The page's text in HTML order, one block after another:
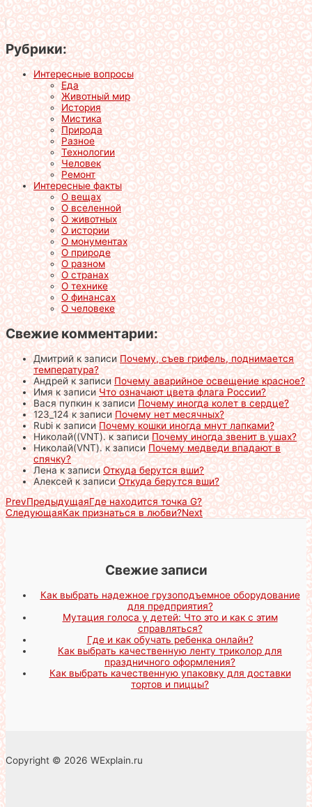
Рубрики:
Интересные вопросы
Еда
Животный мир
История
Мистика
Природа
Разное
Технологии
Человек
Ремонт
Интересные факты
О вещах
О вселенной
О животных
О истории
О монументах
О природе
О разном
О странах
О технике
О финансах
О человеке
Свежие комментарии:
Дмитрийк записиПочему, съев грифель, поднимается
температура?
Андрейк записиПочему аварийное освещение красное?
Имяк записиЧто означают цвета флага России?
Вася пупкинк записиПочему иногда колет в сердце?
123_124 к записиПочему нет месячных?
Rubiк записиПочему кошки иногда мнут лапками?
Николай((VNT).к записиПочему иногда звенит в ушах?
Николай(VNT).к записиПочему медведи впадают в
спячку?
Ленак записиОткуда берутся вши?
Алексейк записиОткуда берутся вши?
PrevПредыдущаяГде находится точка G?
СледующаяКак признаться в любви?Next
Свежие записи
Как выбрать надежное грузоподъемное оборудование
для предприятия?
Мутация голоса у детей: Что это и как с этим
справляться?
Где и как обучать ребенка онлайн?
Как выбрать качественную ленту триколор для
праздничного оформления?
Как выбрать качественную упаковку для доставки
тортов и пиццы?
Copyright © 2026 WExplain.ru